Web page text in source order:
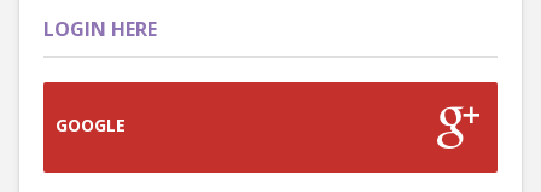
LOGIN HERE
GOOGLE